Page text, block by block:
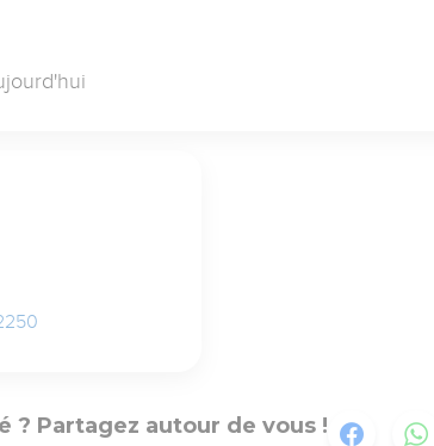
? Partagez autour de vous !